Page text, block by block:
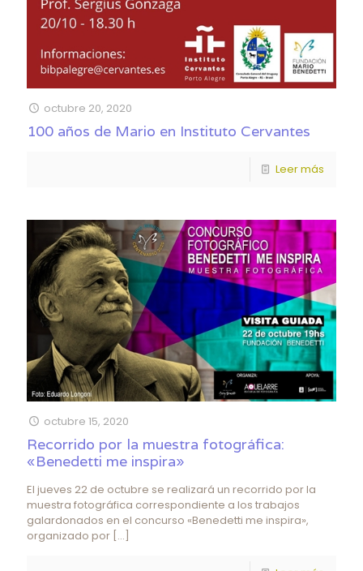
octubre 20, 2020
100 años de Mario en Instituto Cervantes
Leer más
octubre 15, 2020
Recorrido por la muestra fotográfica:
«Benedetti me inspira»
El jueves 22 de octubre se realizará un recorrido por la
muestra fotográfica correspondiente a los trabajos
galardonados en el concurso «Benedetti me inspira»,
organizado por […]